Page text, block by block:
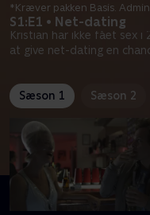
S1:E1 • Net-dating
Kristian har ikke fået sex
at give net-dating en
*Kræver pakken Basis.
Sæson 1 Sæson 2